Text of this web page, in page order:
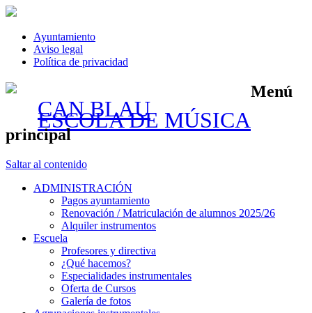
Ayuntamiento
Aviso legal
Política de privacidad
CAN BLAU
ESCOLA DE MÚSICA
Menú
principal
Saltar al contenido
ADMINISTRACIÓN
Pagos ayuntamiento
Renovación / Matriculación de alumnos 2025/26
Alquiler instrumentos
Escuela
Profesores y directiva
¿Qué hacemos?
Especialidades instrumentales
Oferta de Cursos
Galería de fotos